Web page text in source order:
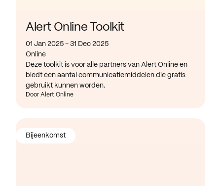
Alert Online Toolkit
01 Jan 2025 - 31 Dec 2025
Online
Deze toolkit is voor alle partners van Alert Online en
biedt een aantal communicatiemiddelen die gratis
gebruikt kunnen worden.
Door Alert Online
Bijeenkomst